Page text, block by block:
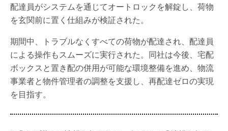
配達員がシステムを通じてオートロックを解錠し、荷物
を玄関前に置く仕組みが検証された。
期間中、トラブルなくすべての荷物が配達され、配達員
による操作もスムーズに実行された。同社は今後、宅配
ボックスと置き配の併用が可能な環境整備を進め、物流
事業者と物件管理者の調整を支援し、再配達ゼロの実現
を目指す。